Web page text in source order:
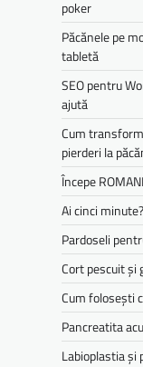
poker
Păcănele pe
tabletă
SEO pentru
ajută
Cum
pierderi la
Începe
Ai cinci
Pardoseli
Cort pescuit și
Cum folosești
Pancreatita
Labioplastia și